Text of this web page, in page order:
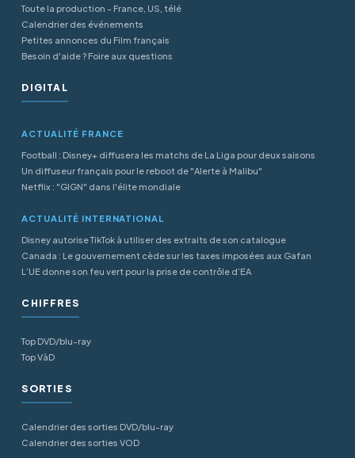
Toute la production - France, US, télé
Calendrier des événements
Petites annonces du Film français
Besoin d'aide ? Foire aux questions
DIGITAL
ACTUALITÉ FRANCE
Football : Disney+ diffusera les matchs de La Liga pour deux saisons
Un diffuseur français pour le reboot de "Alerte à Malibu"
Netflix : "GIGN" dans l'élite mondiale
ACTUALITÉ INTERNATIONAL
Disney autorise TikTok à utiliser des extraits de son catalogue
Canada : Le gouvernement cède sur les taxes imposées aux Gafan
L’UE donne son feu vert pour la prise de contrôle d’EA
CHIFFRES
Top DVD/blu-ray
Top VàD
SORTIES
Calendrier des sorties DVD/blu-ray
Calendrier des sorties VOD